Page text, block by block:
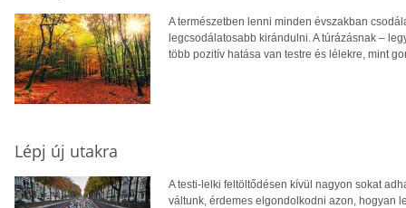
A természetben lenni minden évszakban
legcsodálatosabb kirándulni. A túrázásnak –
több pozitív hatása van testre és lélekre, mint
Lépj új utakra
A testi-lelki feltöltődésen kívül nagyon sokat
váltunk, érdemes elgondolkodni azon, hogyan